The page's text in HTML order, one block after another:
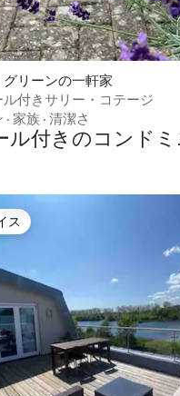
リーンの一軒家
付きサリー・コテージ
· 家族 · 清潔さ
ル付きのコンド
ス
ス